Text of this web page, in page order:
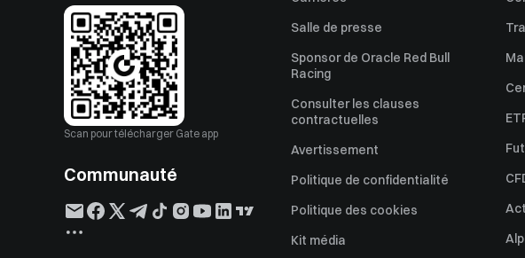
Scan pour télécharger Gate app
Communauté
Salle de presse
Sponsor de Oracle Red Bull
Racing
Consulter les clauses
contractuelles
Avertissement
Politique de confidentialité
Politique des cookies
Kit média